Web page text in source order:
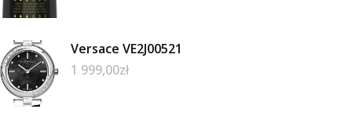
Versace VE2J00521
1 999,00zł